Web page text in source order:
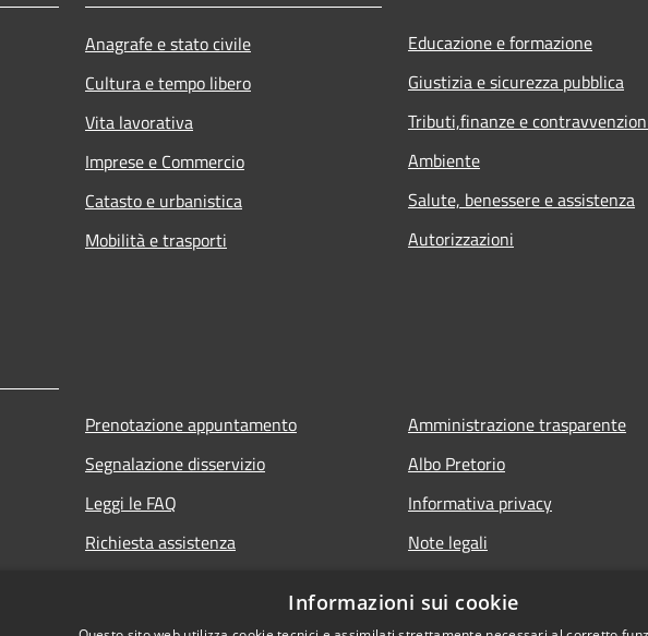
Anagrafe e stato civile
Cultura e tempo libero
Vita lavorativa
Imprese e Commercio
Catasto e urbanistica
Mobilità e trasporti
Educazione e formazione
Giustizia e sicurezza pubblica
Tributi,finanze e
Ambiente
Salute, benessere e assistenza
Autorizzazioni
Prenotazione appuntamento
Segnalazione disservizio
Leggi le FAQ
Richiesta assistenza
Amministrazione trasparente
Albo Pretorio
Informativa privacy
Note legali
Informazioni sui cookie